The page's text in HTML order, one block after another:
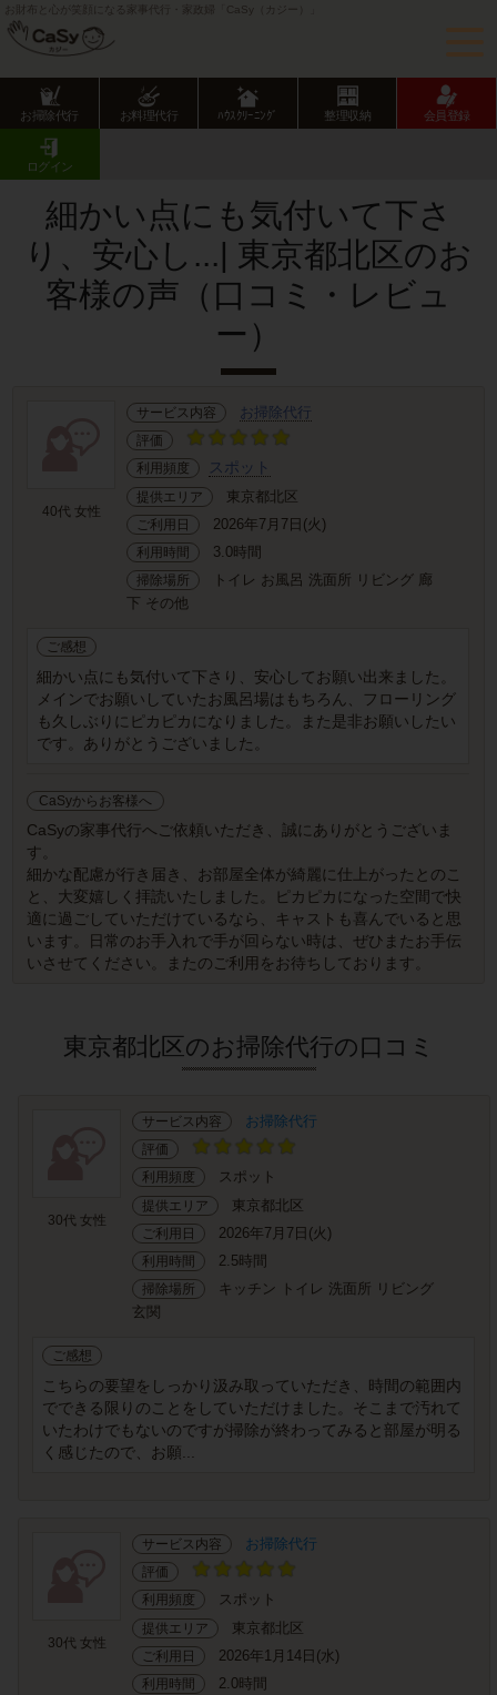
お財布と心が笑顔になる家事代行・家政婦「CaSy（カジー）」
お掃除代行 お料理代行 ﾊｳｽｸﾘｰﾆﾝｸﾞ 整理収納 会員登録
ログイン
CaSy TOP
お客様の声･口コミ詳細
細かい点にも気付いて下さ
り、安心し...| 東京都北区のお
客様の声（口コミ・レビュ
ー）
40代 女性
サービス内容 お掃除代行
評価
利用頻度
スポット
提供エリア 東京都北区
ご利用日 2026年7月7日(火)
利用時間 3.0時間
掃除場所
トイレ お風呂 洗面所 リビング 廊
下 その他
ご感想
細かい点にも気付いて下さり、安心してお願い出来ました。
メインでお願いしていたお風呂場はもちろん、フローリング
も久しぶりにピカピカになりました。また是非お願いしたい
です。ありがとうございました。
CaSyからお客様へ
CaSyの家事代行へご依頼いただき、誠にありがとうございま
す。
細かな配慮が行き届き、お部屋全体が綺麗に仕上がったとのこ
と、大変嬉しく拝読いたしました。ピカピカになった空間で快
適に過ごしていただけているなら、キャストも喜んでいると思
います。日常のお手入れで手が回らない時は、ぜひまたお手伝
いさせてください。またのご利用をお待ちしております。
東京都北区のお掃除代行の口コミ
30代 女性
サービス内容 お掃除代行
評価
利用頻度
スポット
提供エリア 東京都北区
ご利用日 2026年7月7日(火)
利用時間 2.5時間
掃除場所
キッチン トイレ 洗面所 リビング
玄関
ご感想
こちらの要望をしっかり汲み取っていただき、時間の範囲内
でできる限りのことをしていただけました。そこまで汚れて
いたわけでもないのですが掃除が終わってみると部屋が明る
く感じたので、お願...
30代 女性
サービス内容 お掃除代行
評価
利用頻度
スポット
提供エリア 東京都北区
ご利用日 2026年1月14日(水)
利用時間 2.0時間